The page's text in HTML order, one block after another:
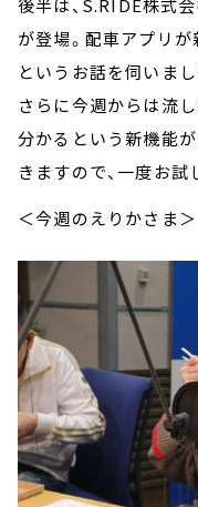
後半は、S.RIDE株式
が登場。配車アプリ
というお話を伺いまし
さらに今週からは流
分かるという新機能
きますので、一度お試
＜今週のえりかさま＞